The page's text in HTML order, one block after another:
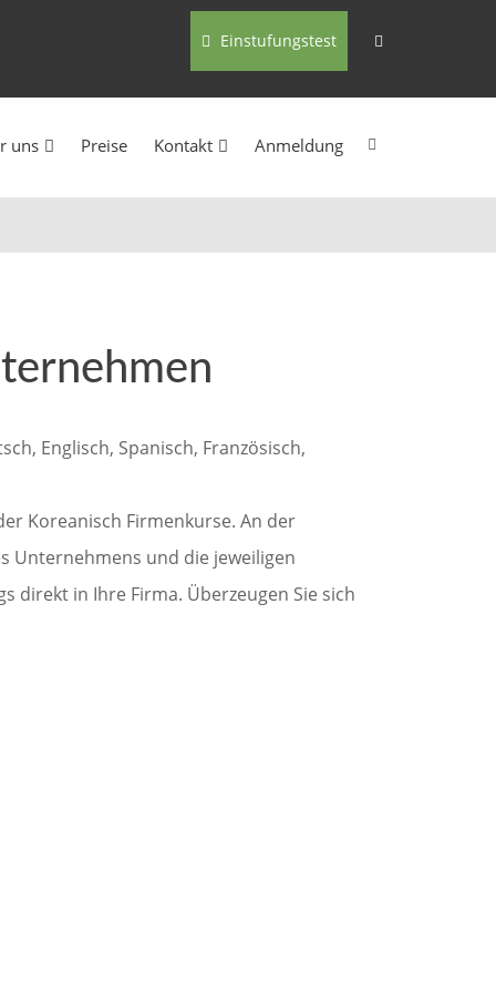
Einstufungstest
uns Preise Kontakt Anmeldung
Englisch, Spanisch, Französisch,
Koreanisch Firmenkurse. An der
Unternehmens und die jeweiligen
direkt in Ihre Firma. Überzeugen Sie sich